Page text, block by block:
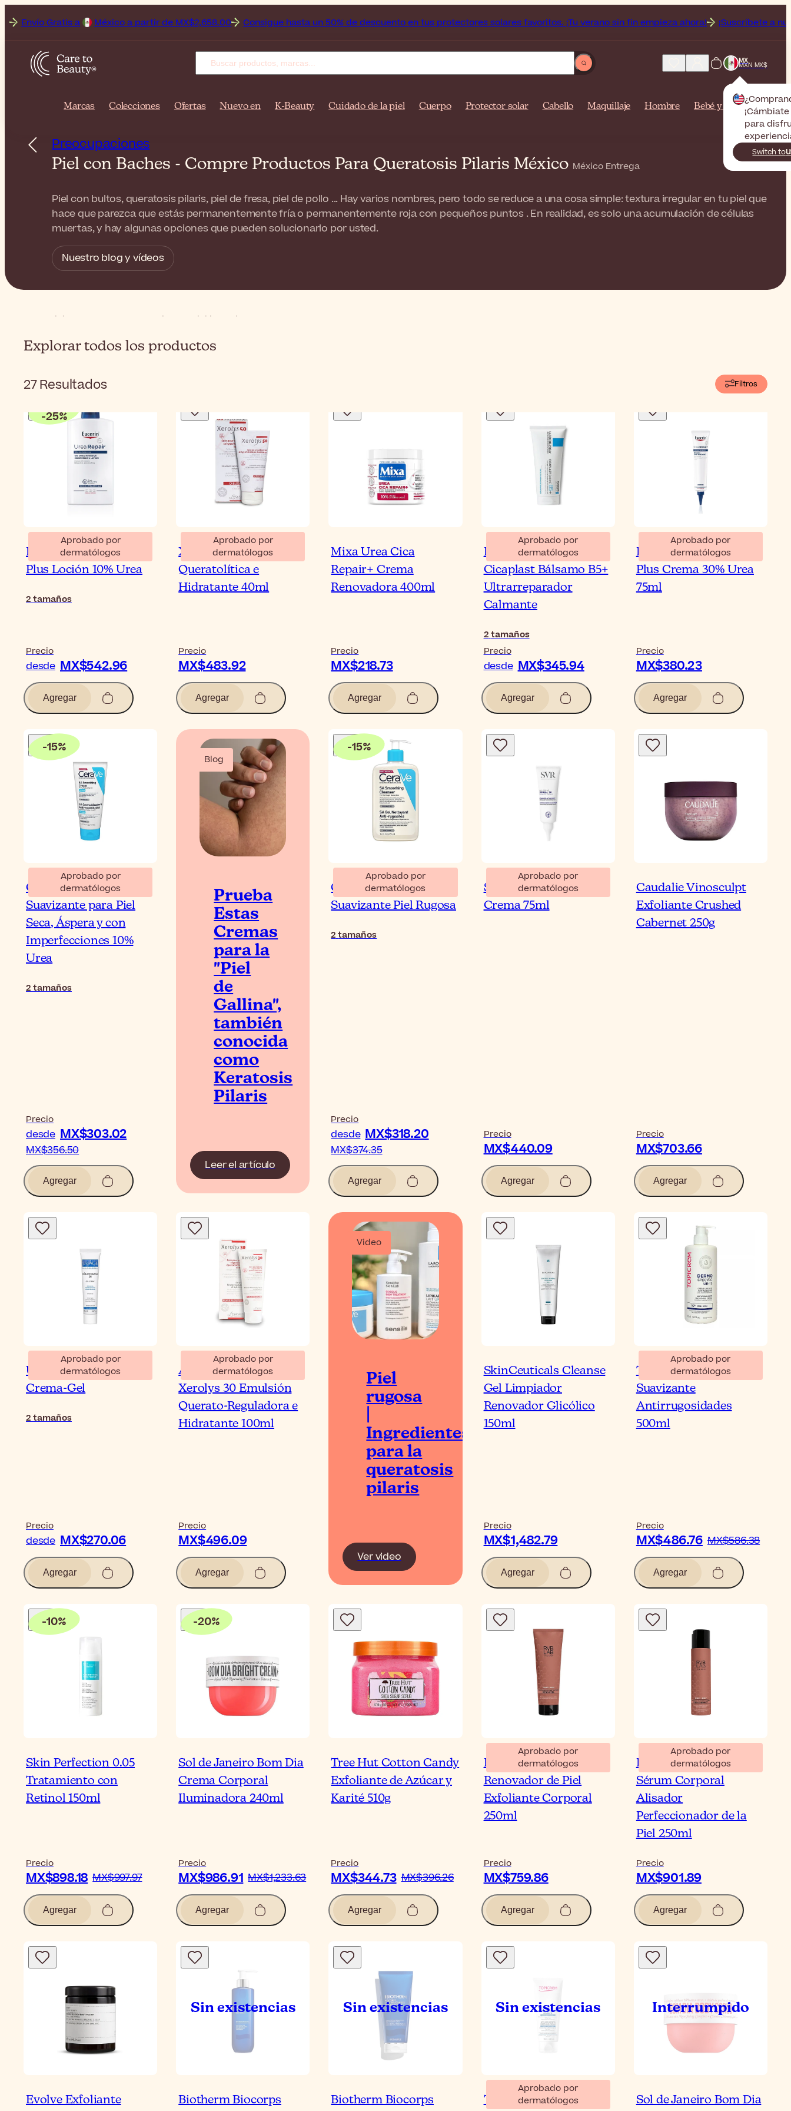
Gratis a México a partir de MX$2,658.00 Consigue hasta un 50% de descuento en tus protectores solares favoritos. ¡Tu verano sin fin empieza ahora! ¡Suscríbete a nuestro
MX
MXN MX$
para
Switch to
Marcas Colecciones Ofertas Nuevo en K-Beauty Cuidado de la piel Cuerpo Protector solar Cabello Maquillaje Hombre Bebé y mamá
Preocupaciones
Piel con Baches - Compre Productos Para Queratosis Pilaris México México Entrega
Nuestro blog y vídeos
Piel con bultos, queratosis pilaris, piel de fresa, piel de pollo ... Hay varios nombres, pero todo se reduce a una cosa simple: textura irregular en tu piel que
hace que parezca que estás permanentemente fría o permanentemente roja con pequeños puntos . En realidad, es solo una acumulación de células
muertas, y hay algunas opciones que pueden solucionarlo por usted.
Inicio Preocupaciones Piel irregular
Explorar todos los productos
27Resultados Filtros
-25%
Aprobado por
dermatólogos
Eucerin UreaRepair
Plus Loción 10% Urea
2tamaños
Precio
desde MX$542.96
Agregar
Aprobado por
dermatólogos
Xerolys 50 Emulsión
Queratolítica e
Hidratante 40ml
Precio
MX$483.92
Agregar
Mixa Urea Cica
Repair+ Crema
Renovadora 400ml
Precio
MX$218.73
Agregar
Aprobado por
dermatólogos
La Roche-Posay
Cicaplast Bálsamo B5+
Ultrarreparador
Calmante
2 tamaños
Precio
desde MX$345.94
Agregar
Aprobado por
dermatólogos
Eucerin UreaRepair
Plus Crema 30% Urea
75ml
Precio
MX$380.23
Agregar
-15%
Aprobado por
dermatólogos
CeraVe SA Crema
Suavizante para Piel
Seca, Áspera y con
Imperfecciones 10%
Urea
2tamaños
Precio
desde MX$303.02
MX$356.50
Agregar
Blog
Prueba
Estas
Cremas
para la
"Piel
de
Gallina",
también
conocida
como
Keratosis
Pilaris
Leer el artículo
-15%
Aprobado por
dermatólogos
CeraVe SA Limpiador
Suavizante Piel Rugosa
2 tamaños
Precio
desde MX$318.20
MX$374.35
Agregar
Aprobado por
dermatólogos
SVR Xerial 30 Gel-
Crema 75ml
Precio
MX$440.09
Agregar
Caudalie Vinosculpt
Exfoliante Crushed
Cabernet 250g
Precio
MX$703.66
Agregar
Aprobado por
dermatólogos
Uriage Kératosane 30
Crema-Gel
2tamaños
Precio
desde MX$270.06
Agregar
Aprobado por
dermatólogos
ACM Laboratoire
Xerolys 30 Emulsión
Querato-Reguladora e
Hidratante 100ml
Precio
MX$496.09
Agregar
Video
Piel
rugosa
Ingredientes
para la
queratosis
pilaris
Ver video
SkinCeuticals Cleanse
Gel Limpiador
Renovador Glicólico
150ml
Precio
MX$1,482.79
Agregar
Aprobado por
dermatólogos
Topicrem UR-10 Crema
Suavizante
Antirrugosidades
500ml
Precio
MX$486.76 MX$586.38
Agregar
-10%
Skin Perfection 0.05
Tratamiento con
Retinol 150ml
Precio
MX$898.18 MX$997.97
Agregar
-20%
Sol de Janeiro Bom Dia
Crema Corporal
Iluminadora 240ml
Precio
MX$986.91 MX$1,233.63
Agregar
Tree Hut Cotton Candy
Exfoliante de Azúcar y
Karité 510g
Precio
MX$344.73 MX$396.26
Agregar
Aprobado por
dermatólogos
RVB LAB Meso Peel
Renovador de Piel
Exfoliante Corporal
250ml
Precio
MX$759.86
Agregar
Aprobado por
dermatólogos
RVB LAB Meso Perfect
Sérum Corporal
Alisador
Perfeccionador de la
Piel 250ml
Precio
MX$901.89
Agregar
Evolve Exfoliante Biotherm Biocorps Biotherm Biocorps
Aprobado por
dermatólogos
Topicrem UR-30 Anti- Sol de Janeiro Bom Dia